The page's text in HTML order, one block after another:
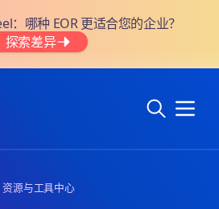
：哪种 EOR 更适合您的企业？
探索差异
资源与工具中心